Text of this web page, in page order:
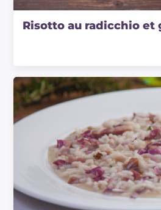
Risotto au radicchio et